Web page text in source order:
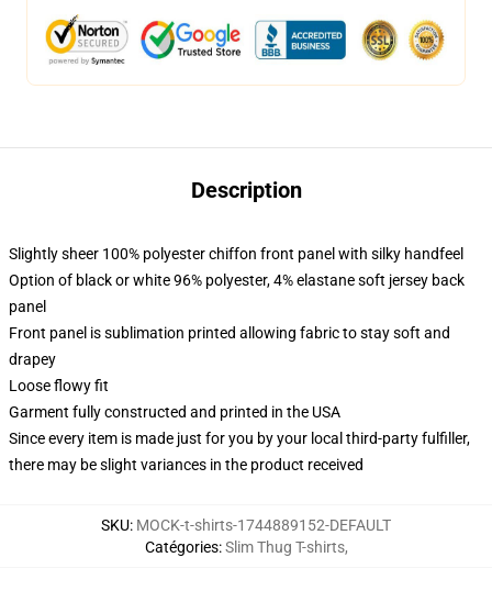
Description
Slightly sheer 100% polyester chiffon front panel with silky handfeel
Option of black or white 96% polyester, 4% elastane soft jersey back
panel
Front panel is sublimation printed allowing fabric to stay soft and
drapey
Loose flowy fit
Garment fully constructed and printed in the USA
Since every item is made just for you by your local third-party fulfiller,
there may be slight variances in the product received
SKU: MOCK-t-shirts-1744889152-DEFAULT
Catégories:Slim Thug T-shirts,